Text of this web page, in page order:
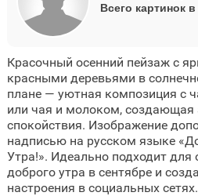
Всего картинок
Красочный осенний пейзаж с
красными деревьями в
плане — уютная композиция с
или чая и молоком, создающая
спокойствия. Изображение
надписью на русском языке
Утра!». Идеально подходит для
доброго утра в сентябре и
настроения в социальных сетях.